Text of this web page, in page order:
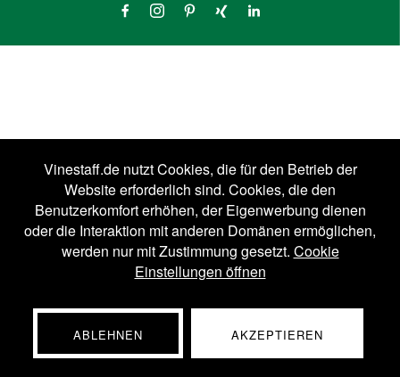
Vinestaff.de nutzt Cookies, die für den Betrieb der
Website erforderlich sind. Cookies, die den
Benutzerkomfort erhöhen, der Eigenwerbung dienen
oder die Interaktion mit anderen Domänen ermöglichen,
werden nur mit Zustimmung gesetzt. Cookie
Einstellungen öffnen
ABLEHNEN AKZEPTIEREN